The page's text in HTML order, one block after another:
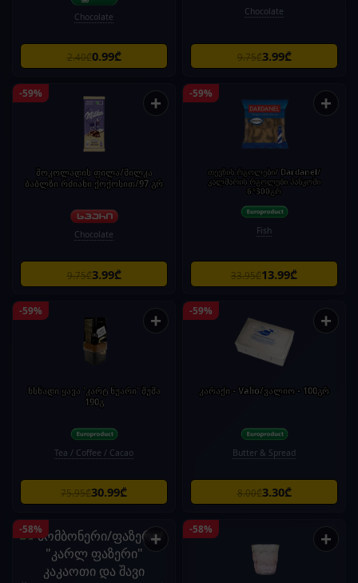
Chocolate
2.40₾0.99₾
Chocolate
9.75₾3.99₾
-59% +
შოკოლადის ფილა/მილკა
ბაბლზი რძიანი ქოქოსით/97 გრ
Chocolate
9.75₾3.99₾
-59% +
თევზის რგოლები/ Dardanel/
კალმარის რგოლები პანკოში
6*300გრ
Fish
33.95₾13.99₾
-59% +
ხსნადი ყავა 'კარტ ნუარი' შუშა
190გ
Tea / Coffee / Cacao
75.95₾30.99₾
-59% +
კარაქი - Valio/ვალიო - 100გრ
Butter & Spread
8.00₾3.30₾
-58% + -58% +